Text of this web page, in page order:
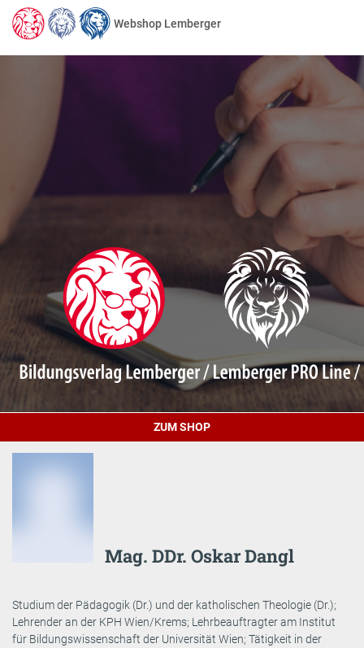
Webshop Lemberger
ZUM SHOP
Mag. DDr. Oskar Dangl
Studium der Pädagogik (Dr.) und der katholischen Theologie (Dr.);
Lehrender an der KPH Wien/Krems; Lehrbeauftragter am Institut
für Bildungswissenschaft der Universität Wien; Tätigkeit in der